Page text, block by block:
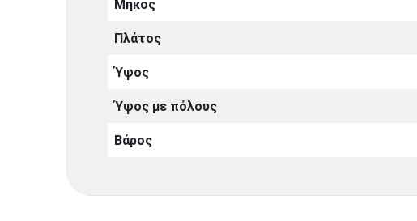
Μήκος
Πλάτος
Ύψος
Ύψος με πόλους
Βάρος